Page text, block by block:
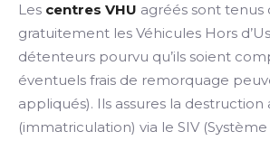
Les centres VHU agréés sont
gratuitement les Véhicules Hors
détenteurs pourvu qu’ils soient
éventuels frais de remorquage
appliqués). Ils assures la destruction
(immatriculation) via le SIV (Système